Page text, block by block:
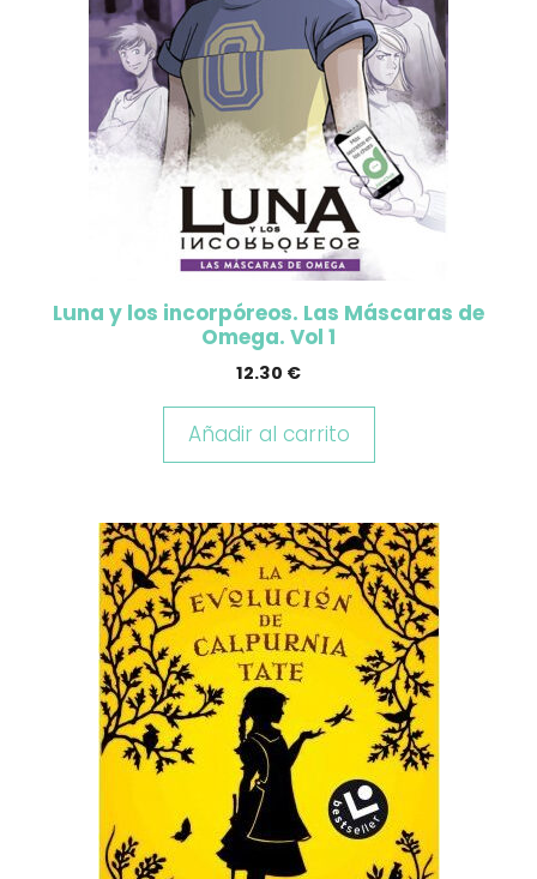
Luna y los incorpóreos. Las Máscaras de
Omega. Vol 1
12.30 €
Añadir al carrito